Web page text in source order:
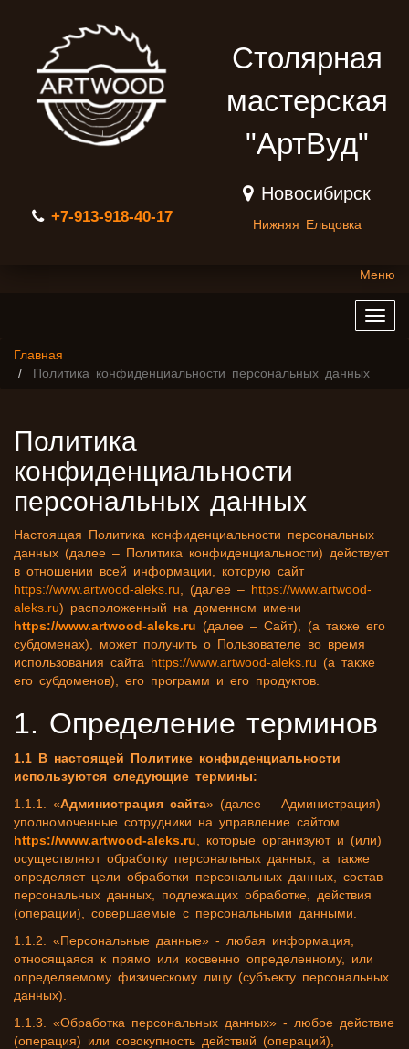
Столярная
мастерская
"АртВуд"
+7-913-918-40-17
Новосибирск
Нижняя Ельцовка
Меню
Главная
Политика конфиденциальности персональных данных
Политика
конфиденциальности
персональных данных
Настоящая Политика конфиденциальности персональных
данных (далее – Политика конфиденциальности) действует
в отношении всей информации, которую сайт
https://www.artwood-aleks.ru , (далее – https://www.artwood-
aleks.ru) расположенный на доменном имени
https://www.artwood-aleks.ru (далее – Сайт), (а также его
субдоменах), может получить о Пользователе во время
использования сайта https://www.artwood-aleks.ru (а также
его субдоменов), его программ и его продуктов.
1. Определение терминов
1.1 В настоящей Политике конфиденциальности
используются следующие термины:
1.1.1. «Администрация сайта» (далее – Администрация) –
уполномоченные сотрудники на управление сайтом
https://www.artwood-aleks.ru , которые организуют и (или)
осуществляют обработку персональных данных, а также
определяет цели обработки персональных данных, состав
персональных данных, подлежащих обработке, действия
(операции), совершаемые с персональными данными.
1.1.2. «Персональные данные» - любая информация,
относящаяся к прямо или косвенно определенному, или
определяемому физическому лицу (субъекту персональных
данных).
1.1.3. «Обработка персональных данных» - любое действие
(операция) или совокупность действий (операций),